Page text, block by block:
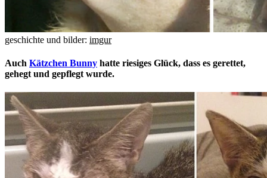
geschichte und bilder: imgur
Auch Kätzchen Bunny hatte riesiges Glück, dass es gerettet,
gehegt und gepflegt wurde.